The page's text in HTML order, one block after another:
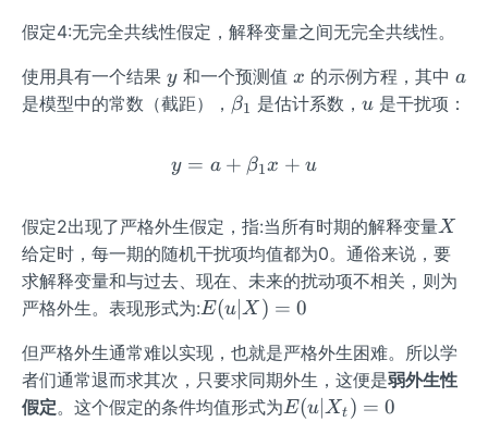
假定4:无完全共线性假定，解释变量之间无完全共线性。
使用具有一个结果 y
y和一个预测值 x
x 的示例方程，其中 a
a
是模型中的常数（截距）， \b
_
}
β1 是估计系数，u
u 是干扰项：
y = a + \beta _{1 }x +u
y = a + β1x + u
假定2出现了严格外生假定，指:当所有时期的解释变量X
X
给定时，每一期的随机干扰项均值都为0。通俗来说，要
求解释变量和与过去、现在、未来的扰动项不相关，则为
严格外生。表现形式为:E
|
X)
=
E(u ∣X ) = 0
但严格外生通常难以实现，也就是严格外生困难。所以学
者们通常退而求其次，只要求同期外生，这便是弱外生性
假定。这个假定的条件均值形式为E(u
E(u ∣Xt ) = 0